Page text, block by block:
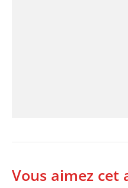
Vous aimez cet